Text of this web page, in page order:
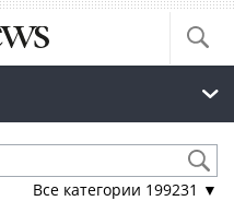
Все категории 199231 ▼